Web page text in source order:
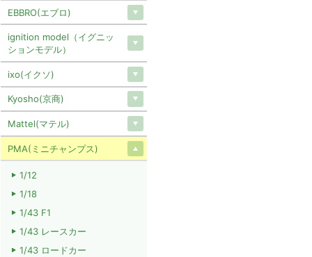
EBBRO(エブロ)
ignition model（イグニッ
ションモデル）
ixo(イクソ)
Kyosho(京商)
Mattel(マテル)
PMA(ミニチャンプス)
1/12
1/18
1/43 F1
1/43 レースカー
1/43 ロードカー